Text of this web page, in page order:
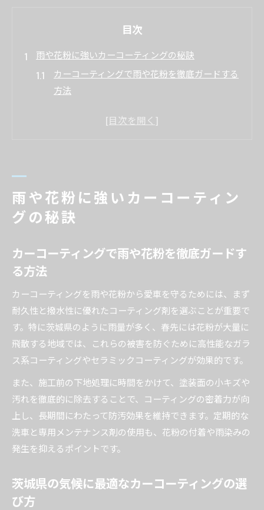
目次
雨や花粉に強いカーコーティングの秘訣
カーコーティングで雨や花粉を徹底ガードする
方法
ガラスコーティングで長持ちを実現するコツ
長持ちするための施工とメンテナンス法
ナンス
茨城県で選ぶ高品質なカーコーティング施工作
業
ガラスコーティングの耐久力を高めるコツ
おすすめカーコーティング店の見極めポイント
茨城県で選ぶ高品質カーコーティング術
茨城県で評判のカーコーティング専門店の特徴
ガラスコーティング専門店のおすすめポイント
セラミックコーティングが人気の理由とは
茨城県で高品質施工を選ぶ際の注意点
カーコーティングの効果を保つ日常ケア術
雨や花粉に強いカーコーティン
グの秘訣
カーコーティングで雨や花粉を徹底ガードす
る方法
カーコーティングを雨や花粉から愛車を守るためには、まず
耐久性と撥水性に優れたコーティング剤を選ぶことが重要で
す。特に茨城県のように雨量が多く、春先には花粉が大量に
飛散する地域では、これらの被害を防ぐために高性能なガラ
ス系コーティングやセラミックコーティングが効果的です。
また、施工前の下地処理に時間をかけて、塗装面の小キズや
汚れを徹底的に除去することで、コーティングの密着力が向
上し、長期間にわたって防汚効果を維持できます。定期的な
洗車と専用メンテナンス剤の使用も、花粉の付着や雨染みの
発生を抑えるポイントです。
茨城県の気候に最適なカーコーティングの選
び方